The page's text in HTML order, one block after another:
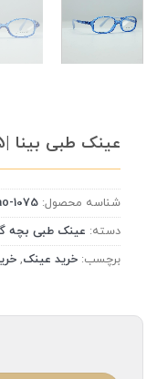
عینک طبی بینا |1075
شناسه محصول: 1075
دسته: عینک طبی بچه
برچسب: خرید عینک,